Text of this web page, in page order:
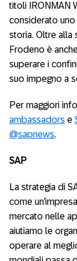
titoli IRONMAN
considerato
storia. Oltre alla
Frodeno è
superare i
suo impegno a
Per maggiori
ambassadors e
@sapnews.
SAP
La strategia di
come
mercato nelle
aiutiamo le
operare al